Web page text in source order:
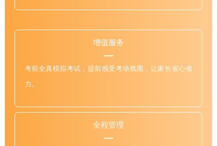
增值服务
考前全真模拟考试，提前感受考场氛围，让家长省心省
力。
全程管理